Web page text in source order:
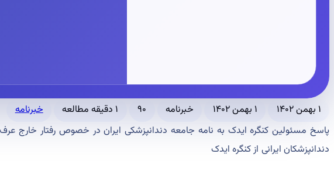
۱ بهمن ۱۴۰۲ ۱ بهمن ۱۴۰۲ خبرنامه ۹۰ ۱ دقیقه مطالعه
خبرنامه
دندانپزشکان ایرانی از کنگره ایدک